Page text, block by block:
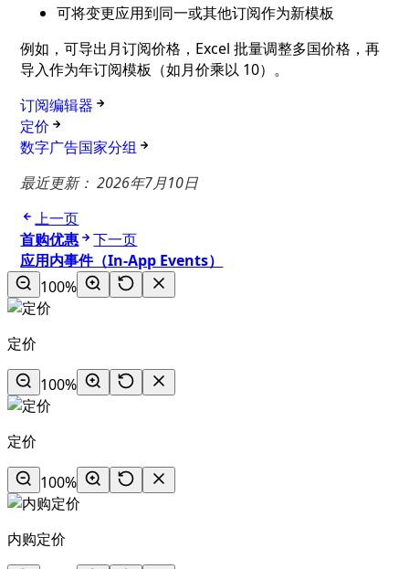
可将变更应用到同一或其他订阅作为新模板
例如，可导出月订阅价格，Excel 批量调整多国价格，再
导入作为年订阅模板（如月价乘以 10）。
订阅编辑器
定价
数字广告国家分组
最近更新：2026年7月10日
上一页
首购优惠
下一页
应用内事件（In-App Events）
100%
定价
100%
定价
100%
内购定价